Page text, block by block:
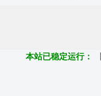
本站已稳定运行：